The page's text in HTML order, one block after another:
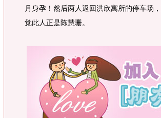
月身孕！然后两人返回洪欣寓所的停车场
觉此人正是陈慧珊。